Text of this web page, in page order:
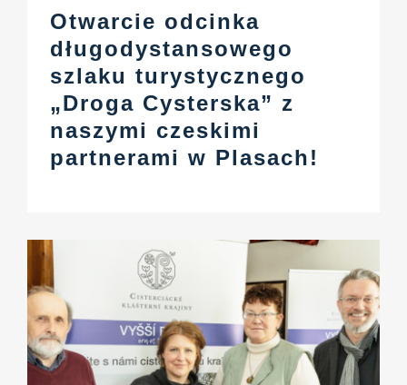
Otwarcie odcinka
długodystansowego
szlaku turystycznego
„Droga Cysterska” z
naszymi czeskimi
partnerami w Plasach!